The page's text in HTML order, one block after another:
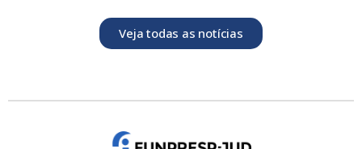
Veja todas as notícias